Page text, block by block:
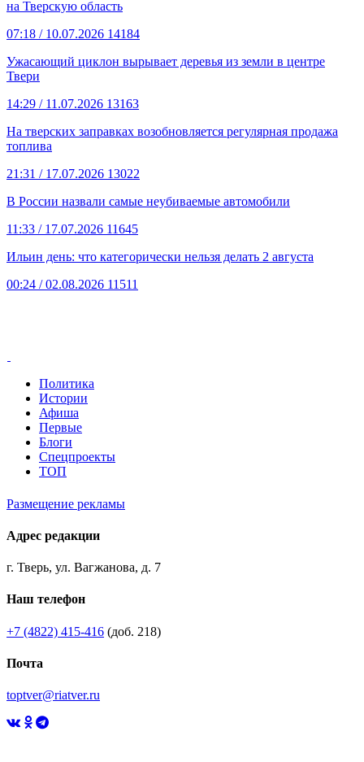
на Тверскую область
07:18 / 10.07.2026 14184
Ужасающий циклон вырывает деревья из земли в центре
Твери
14:29 / 11.07.2026 13163
На тверских заправках возобновляется регулярная продажа
топлива
21:31 / 17.07.2026 13022
В России назвали самые неубиваемые автомобили
11:33 / 17.07.2026 11645
Ильин день: что категорически нельзя делать 2 августа
00:24 / 02.08.2026 11511
Политика
Истории
Афиша
Первые
Блоги
Спецпроекты
ТОП
Размещение рекламы
Адрес редакции
г. Тверь, ул. Вагжанова, д. 7
Наш телефон
+7 (4822) 415-416 (доб. 218)
Почта
toptver@riatver.ru